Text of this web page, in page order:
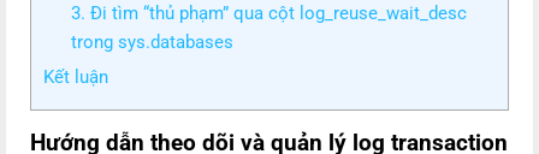
3. Đi tìm “thủ phạm” qua cột log_reuse_wait_desc
trong sys.databases
Kết luận
Hướng dẫn theo dõi và quản lý log transaction